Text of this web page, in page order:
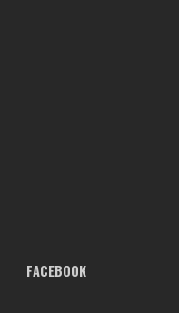
FACEBOOK